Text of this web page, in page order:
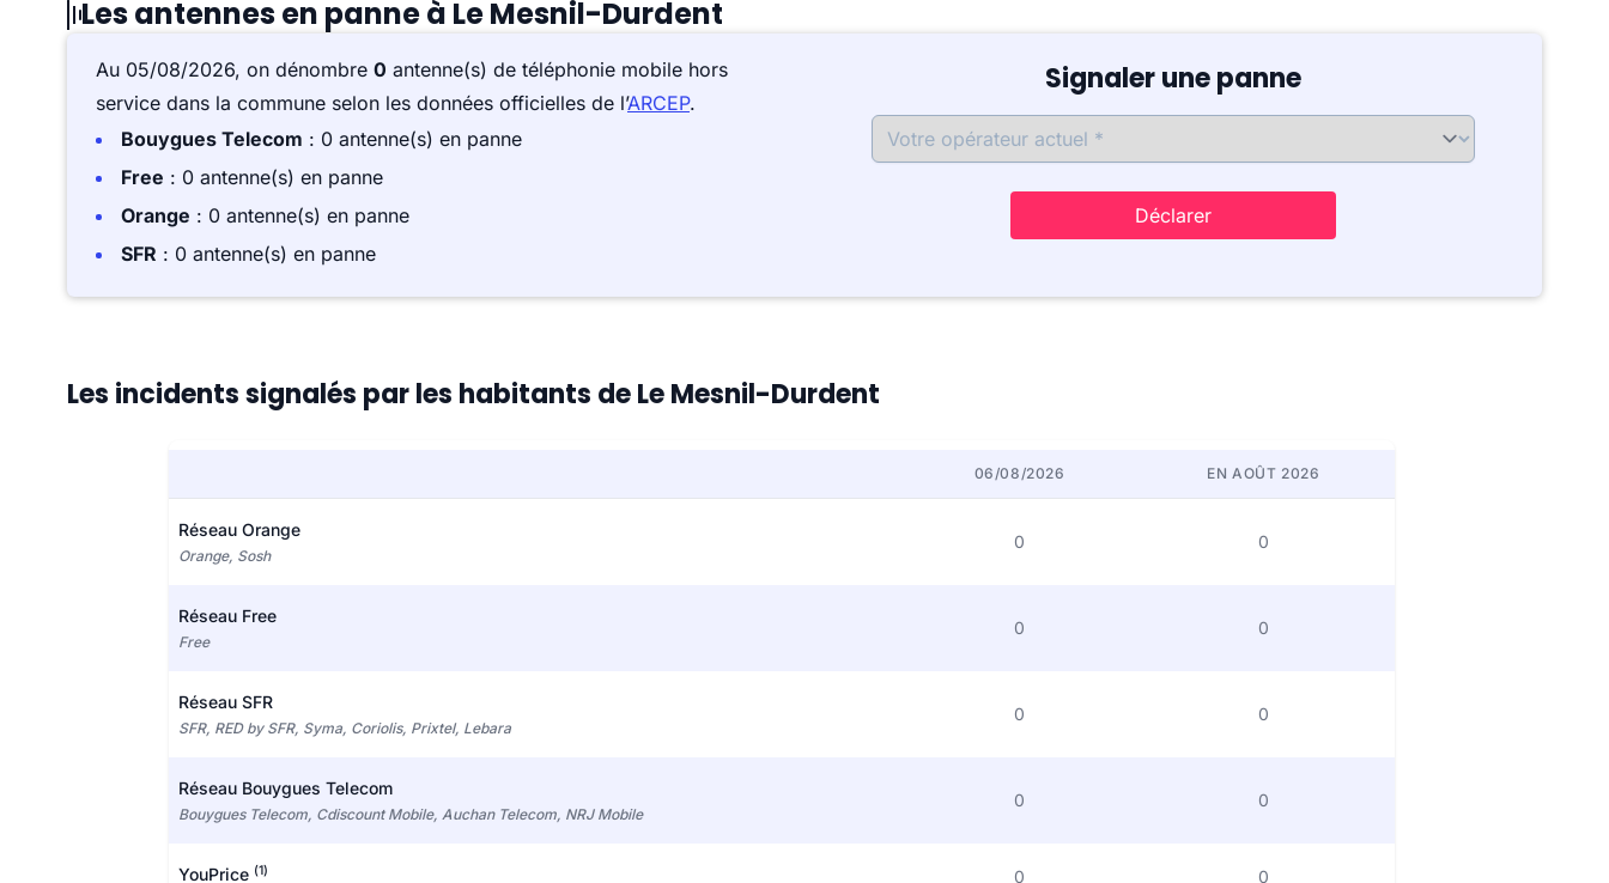
Les antennes en panne à Le Mesnil-Durdent
Au 05/08/2026, on dénombre 0 antenne(s) de téléphonie mobile hors
service dans la commune selon les données officielles de l’ARCEP.
Bouygues Telecom : 0 antenne(s) en panne
Free : 0 antenne(s) en panne
Orange : 0 antenne(s) en panne
SFR : 0 antenne(s) en panne
Signaler une panne
Déclarer
Les incidents signalés par les habitants de Le Mesnil-Durdent
06/08/2026 EN AOÛT 2026
Réseau Orange
Orange, Sosh
0 0
Réseau Free
Free
0 0
Réseau SFR
SFR, RED by SFR, Syma, Coriolis, Prixtel, Lebara
0 0
Réseau Bouygues Telecom
Bouygues Telecom, Cdiscount Mobile, Auchan Telecom, NRJ Mobile
0 0
YouPrice (1) 0 0